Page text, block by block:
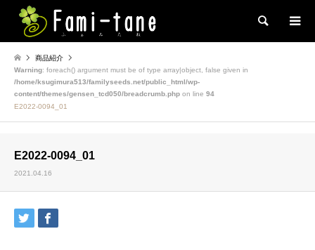
検索
商品紹介
Warning: foreach() argument must be of type array|object, false given in
/home/ksugimura513/familyseeds.net/public_html/wp-
content/themes/gensen_tcd050/breadcrumb.php on line 94
E2022-0094_01
E2022-0094_01
2021.04.16